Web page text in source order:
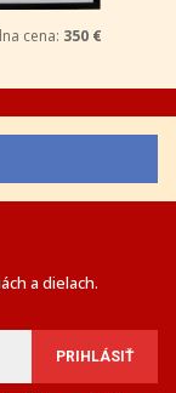
cena: 350 €
a dielach.